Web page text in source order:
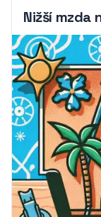
Nižší mzda